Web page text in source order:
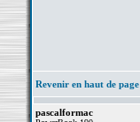
Revenir en haut de page
pascalformac